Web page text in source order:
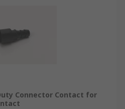
Connector Contact for